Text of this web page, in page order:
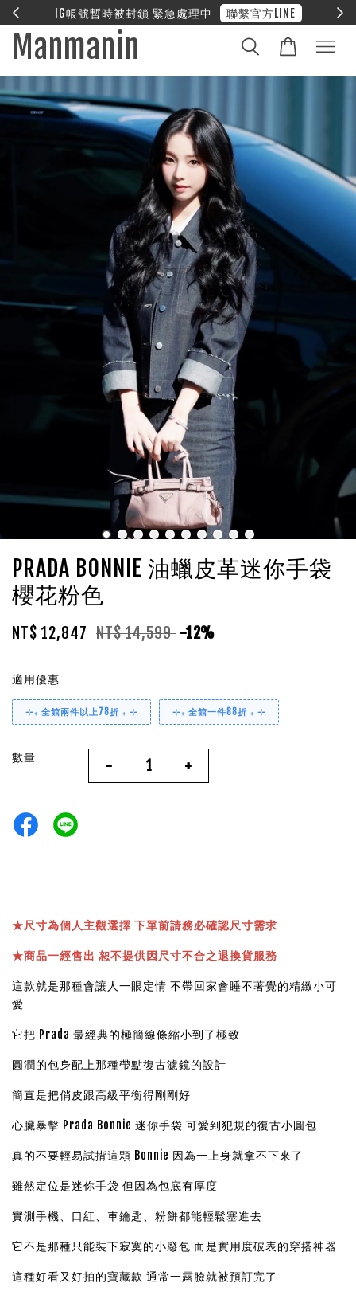
❤︎ 全館滿兩萬享免運
Manmanin
PRADA BONNIE 油蠟皮革迷你手袋
櫻花粉色
NT$ 12,847 NT$ 14,599 -12%
適用優惠
⊹₊ 全館兩件以上78折 ₊ ⊹ ⊹₊ 全館一件88折 ₊ ⊹
數量 - +
★尺寸為個人主觀選擇 下單前請務必確認尺寸需求
★商品一經售出 恕不提供因尺寸不合之退換貨服務
這款就是那種會讓人一眼定情 不帶回家會睡不著覺的精緻小可
愛
它把 Prada 最經典的極簡線條縮小到了極致
圓潤的包身配上那種帶點復古濾鏡的設計
簡直是把俏皮跟高級平衡得剛剛好
心臟暴擊 Prada Bonnie 迷你手袋 可愛到犯規的復古小圓包
真的不要輕易試揹這顆 Bonnie 因為一上身就拿不下來了
雖然定位是迷你手袋 但因為包底有厚度
實測手機、口紅、車鑰匙、粉餅都能輕鬆塞進去
它不是那種只能裝下寂寞的小廢包 而是實用度破表的穿搭神器
這種好看又好拍的寶藏款 通常一露臉就被預訂完了